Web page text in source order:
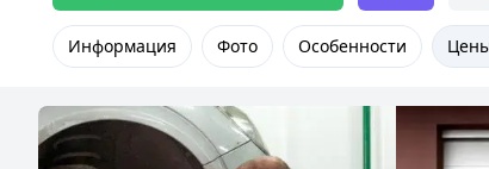
Информация Фото Особенности